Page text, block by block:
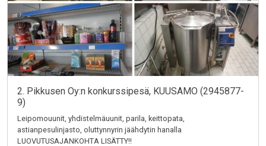
2. Pikkusen Oy:n konkurssipesä, KUUSAMO (2945877-
9)
Leipomouunit, yhdistelmäuunit, parila, keittopata,
astianpesulinjasto, oluttynnyrin jäähdytin hanalla
LUOVUTUSAJANKOHTA LISÄTTY!!